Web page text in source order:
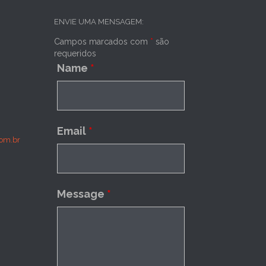
ENVIE UMA MENSAGEM:
Campos marcados com * são
requeridos
Name *
Email *
Message *